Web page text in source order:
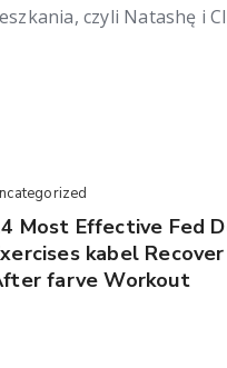
czyli Natashę i
Most Effective Fed
kabel Recover
farve Workout